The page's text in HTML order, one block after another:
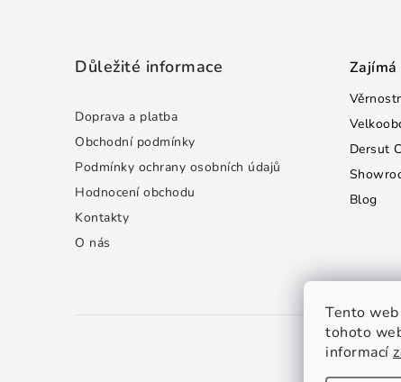
Tento
tohoto
informací
Důležité informace
Doprava a platba
Obchodní podmínky
Podmínky ochrany osobních údajů
Hodnocení obchodu
Kontakty
O nás
Zajímá
Dersut
Blog